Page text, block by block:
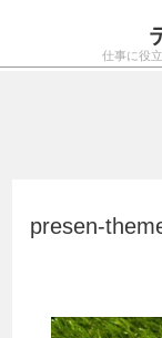
仕事に役
presen-